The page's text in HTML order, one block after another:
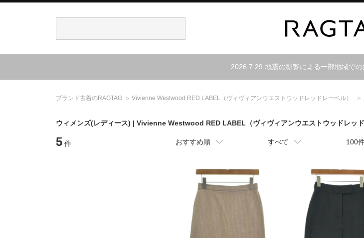
2026.7.29 地震の影響による一部地域で
ブランド古着のRAGTAG Vivienne Westwood RED LABEL （ヴィヴィアンウエストウッドレッドレーベル）
ウィメンズ(レディース) | Vivienne Westwood RED LABEL （ヴィヴィアンウエストウッドレッ
5 件 おすすめ順 すべて 100